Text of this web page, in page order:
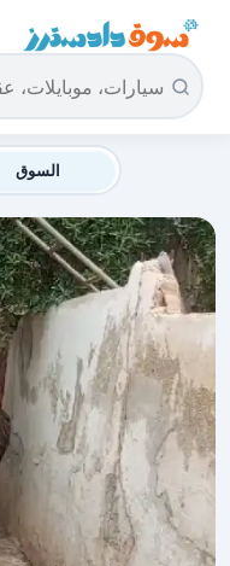
سوق دادسترز الرئيسية
السوق